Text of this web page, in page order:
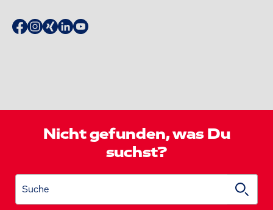
Nicht gefunden, was Du
suchst?
Suche